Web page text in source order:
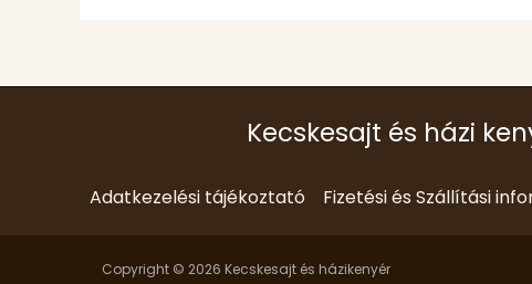
Kecskesajt és házi
Adatkezelési tájékoztató Fizetési és Szállítási
Copyright © 2026 Kecskesajt és házikenyér